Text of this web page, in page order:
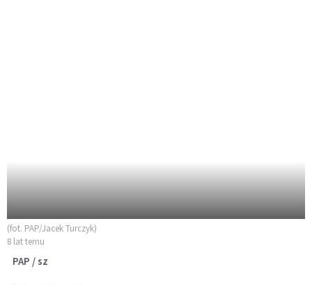
(fot. PAP/Jacek Turczyk)
8 lat temu
PAP / sz